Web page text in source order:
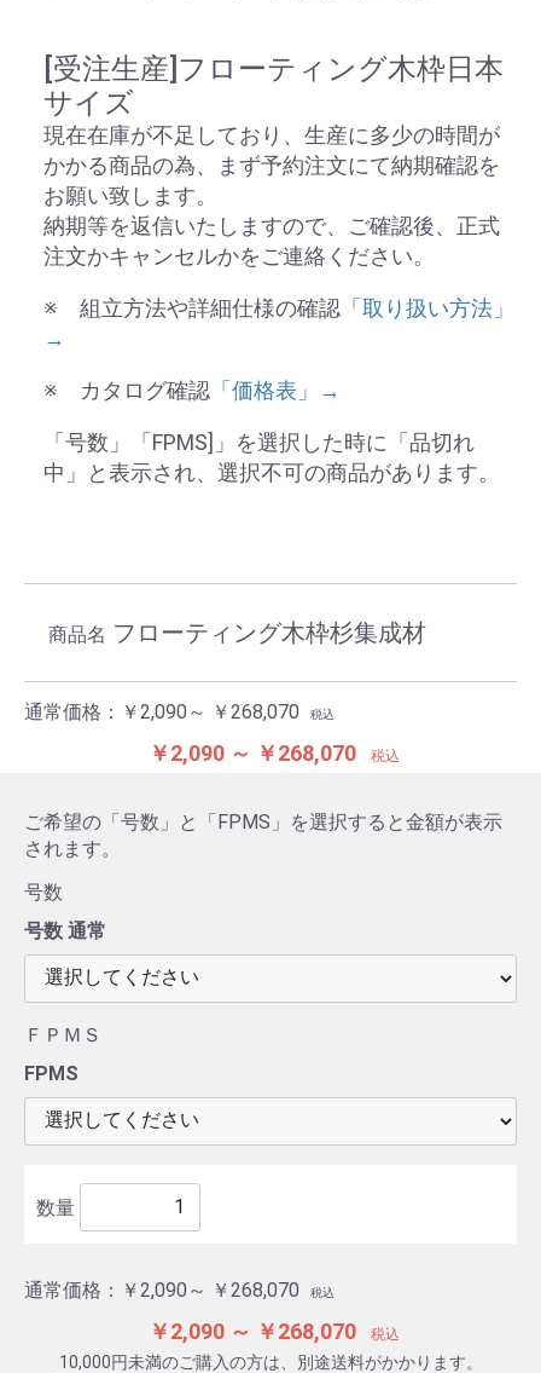
[受注生産]フローティング木枠日本
サイズ
現在在庫が不足しており、生産に多少の時間が
かかる商品の為、まず予約注文にて納期確認を
お願い致します。
納期等を返信いたしますので、ご確認後、正式
注文かキャンセルかをご連絡ください。
※ 組立方法や詳細仕様の確認 「取り扱い方法」
→
※ カタログ確認 「価格表」→
「号数」「FPMS]」を選択した時に「品切れ
中」と表示され、選択不可の商品があります。
商品名 フローティング木枠杉集成材
通常価格： ￥2,090～ ￥268,070 税込
￥2,090 ～ ￥268,070 税込
ご希望の「号数」と「FPMS」を選択すると金額が表示
されます。
号数
号数 通常
ＦＰＭＳ
FPMS
数量
通常価格： ￥2,090～ ￥268,070 税込
￥2,090 ～ ￥268,070 税込
10,000円未満のご購入の方は、別途送料がかかります。